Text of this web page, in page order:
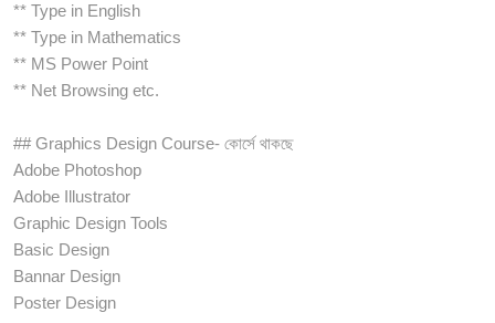
** Type in English
** Type in Mathematics
** MS Power Point
** Net Browsing etc.
## Graphics Design Course- কোর্সে থাকছে
Adobe Photoshop
Adobe Illustrator
Graphic Design Tools
Basic Design
Bannar Design
Poster Design